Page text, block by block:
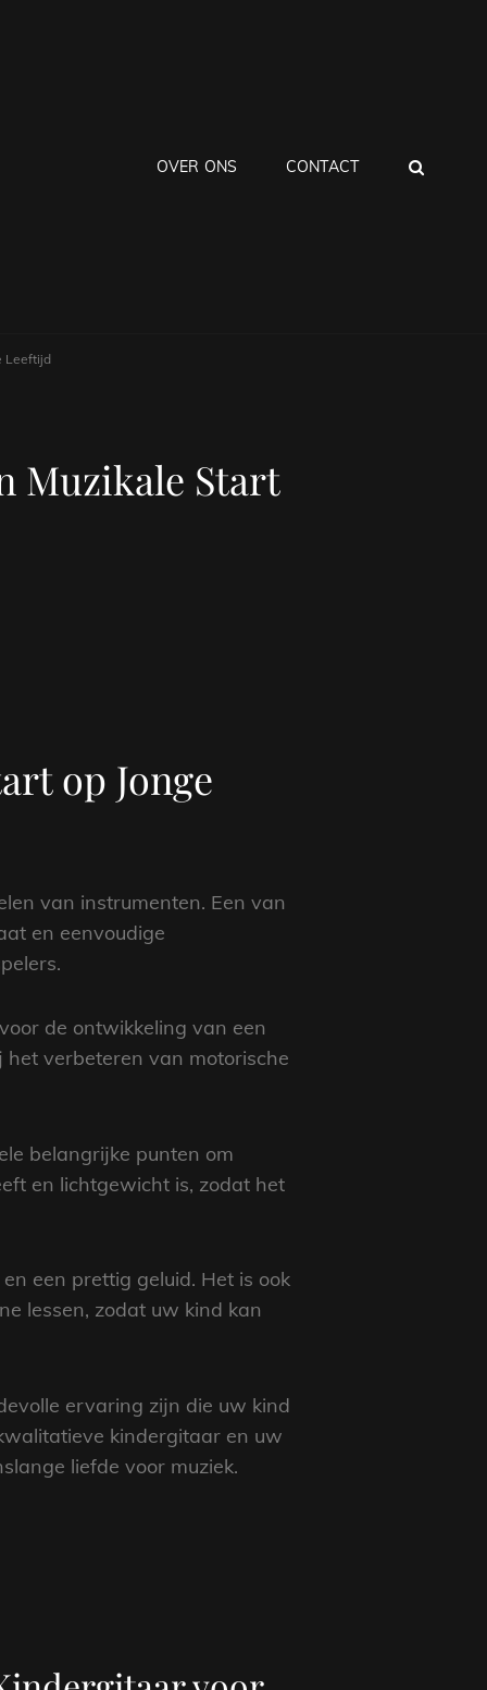
OVER ONS CONTACT
Leeftijd
Muzikale Start
op Jonge
van instrumenten. Een van
en eenvoudige
de ontwikkeling van een
verbeteren van motorische
belangrijke punten om
en lichtgewicht is, zodat het
een prettig geluid. Het is ook
lessen, zodat uw kind kan
ervaring zijn die uw kind
kindergitaar en uw
liefde voor muziek.